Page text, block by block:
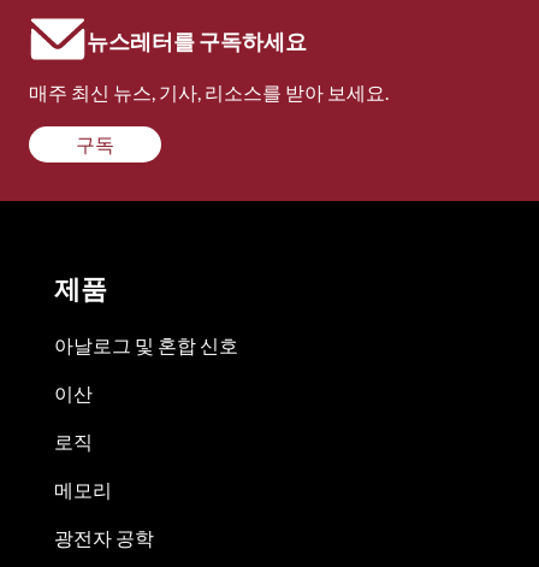
뉴스레터를 구독하세요
매주 최신 뉴스, 기사, 리소스를 받아 보세요.
구독
제품
아날로그 및 혼합 신호
이산
로직
메모리
광전자 공학